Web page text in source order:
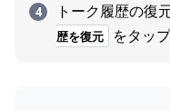
トーク履歴の復
歴を復元
をタップ